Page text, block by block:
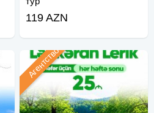
119 AZN
Агентство